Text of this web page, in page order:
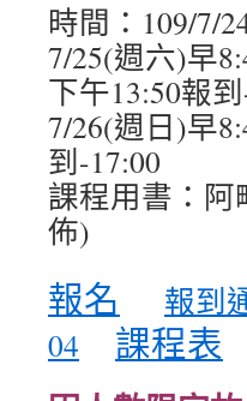
時間：109/7/
7/25(週六)早
下午13:50報
7/26(週日)早
到-17:00
課程用書：
佈)
報名 報到
04
課程表